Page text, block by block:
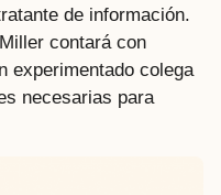
de información.
contará con
experimentado colega
necesarias para